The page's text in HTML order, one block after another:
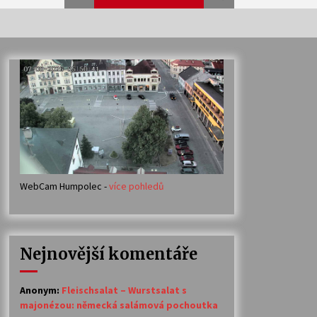
Veselí muzikanti
30. 7. 2026
Votavžatský ploty
23. 7. 2026
14. 7. 2026
30. 6. 2026
WebCam Humpolec -více pohledů
Nejnovější komentáře
Anonym: Fleischsalat – Wurstsalat s
majonézou: německá salámová pochoutka